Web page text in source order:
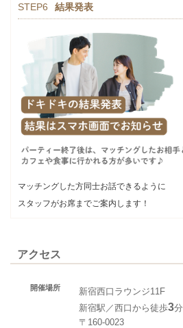
STEP6 結果発表
マッチングした方同士お話できるように
スタッフがお席までご案内します！
アクセス
開催場所
新宿西口ラウンジ11F
新宿駅／西口から徒歩3分
〒160-0023